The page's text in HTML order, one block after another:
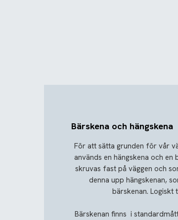
Bärskena och hängskena
För att sätta grunden för vår
används en hängskena och en
skruvas fast på väggen och
denna upp hängskenan,
bärskenan. Logiskt
Bärskenan finns i